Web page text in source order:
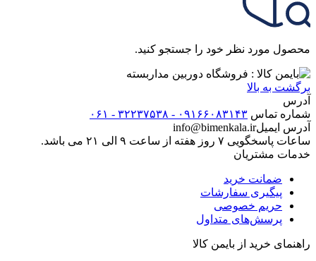
محصول مورد نظر خود را جستجو کنید.
برگشت به بالا
آدرس
شماره تماس ۰۹۱۶۶۰۸۳۱۴۳ - ۳۲۲۳۷۵۳۸ - ۰۶۱
آدرس ایمیلinfo@bimenkala.ir
ساعات پاسخگویی ۷ روز هفته از ساعت ۹ الی ۲۱ می باشد.
خدمات مشتریان
ضمانت خرید
پیگیری سفارشات
حریم خصوصی
پرسش‌های متداول
راهنمای خرید از بایمن کالا